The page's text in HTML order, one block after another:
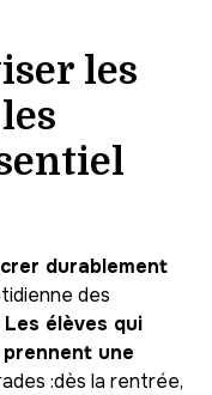
les
durablement
des
Les élèves qui
une
:dès la rentrée,